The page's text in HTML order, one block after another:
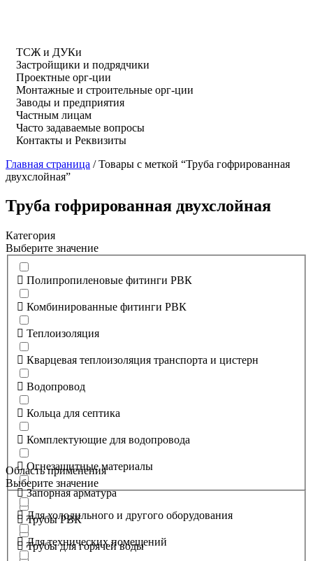
ТСЖ и ДУКи
Застройщики и подрядчики
Проектные орг-ции
Монтажные и строительные орг-ции
Заводы и предприятия
Частным лицам
Часто задаваемые вопросы
Контакты и Реквизиты
Главная страница /Товары с меткой “Труба гофрированная
двухслойная”
Труба гофрированная двухслойная
Категория
Выберите значение
Полипропиленовые фитинги РВК
Комбинированные фитинги РВК
Теплоизоляция
Кварцевая теплоизоляция транспорта и цистерн
Водопровод
Кольца для септика
Комплектующие для водопровода
Огнезащитные материалы
Запорная арматура
Трубы РВК
Трубы для горячей воды
Область применения
Выберите значение
Для холодильного и другого оборудования
Для технических помещений